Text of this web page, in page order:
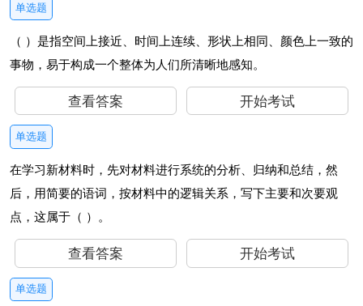
单选题
（ ）是指空间上接近、时间上连续、形状上相同、颜色上一致的
事物，易于构成一个整体为人们所清晰地感知。
查看答案 开始考试
单选题
在学习新材料时，先对材料进行系统的分析、归纳和总结，然
后，用简要的语词，按材料中的逻辑关系，写下主要和次要观
点，这属于（ ）。
查看答案 开始考试
单选题